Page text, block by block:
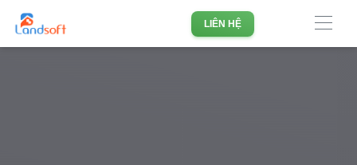
Phần mềm quản lý doanh nghiệp Bất động sản hàng đầu
Việt Nam
LIÊN HỆ